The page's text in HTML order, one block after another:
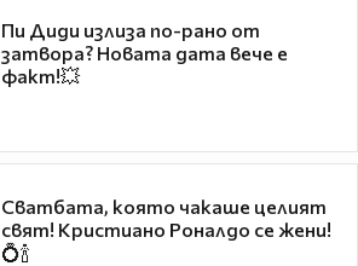
Пи Диди излиза по-рано от
затвора? Новата дата вече е
факт!💥
Сватбата, която чакаше целият
свят! Кристиано Роналдо се жени!
💍🍾